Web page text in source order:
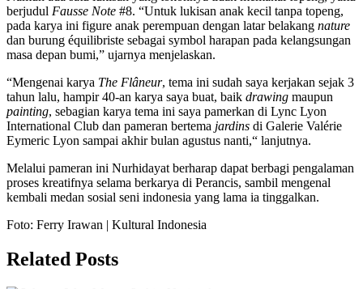
berjudul Fausse Note #8. “Untuk lukisan anak kecil tanpa topeng,
pada karya ini figure anak perempuan dengan latar belakang nature
dan burung équilibriste sebagai symbol harapan pada kelangsungan
masa depan bumi,” ujarnya menjelaskan.
“Mengenai karya The Flâneur, tema ini sudah saya kerjakan sejak 3
tahun lalu, hampir 40-an karya saya buat, baik drawing maupun
painting, sebagian karya tema ini saya pamerkan di Lync Lyon
International Club dan pameran bertema jardins di Galerie Valérie
Eymeric Lyon sampai akhir bulan agustus nanti,“ lanjutnya.
Melalui pameran ini Nurhidayat berharap dapat berbagi pengalaman
proses kreatifnya selama berkarya di Perancis, sambil mengenal
kembali medan sosial seni indonesia yang lama ia tinggalkan.
Foto: Ferry Irawan | Kultural Indonesia
Related Posts